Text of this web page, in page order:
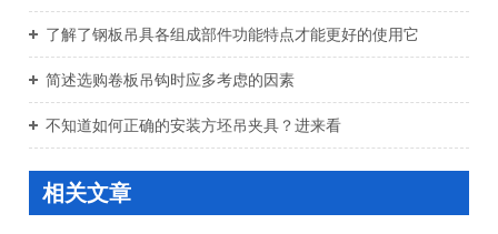
了解了钢板吊具各组成部件功能特点才能更好的使用它
简述选购卷板吊钩时应多考虑的因素
不知道如何正确的安装方坯吊夹具？进来看
相关文章